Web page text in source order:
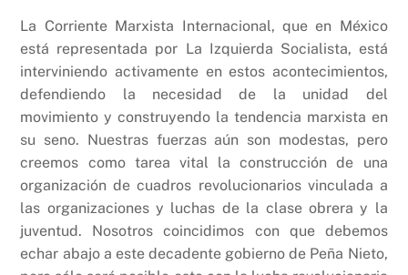
La Corriente Marxista Internacional, que en México
está representada por La Izquierda Socialista, está
interviniendo activamente en estos acontecimientos,
defendiendo la necesidad de la unidad del
movimiento y construyendo la tendencia marxista en
su seno. Nuestras fuerzas aún son modestas, pero
creemos como tarea vital la construcción de una
organización de cuadros revolucionarios vinculada a
las organizaciones y luchas de la clase obrera y la
juventud. Nosotros coincidimos con que debemos
echar abajo a este decadente gobierno de Peña Nieto,